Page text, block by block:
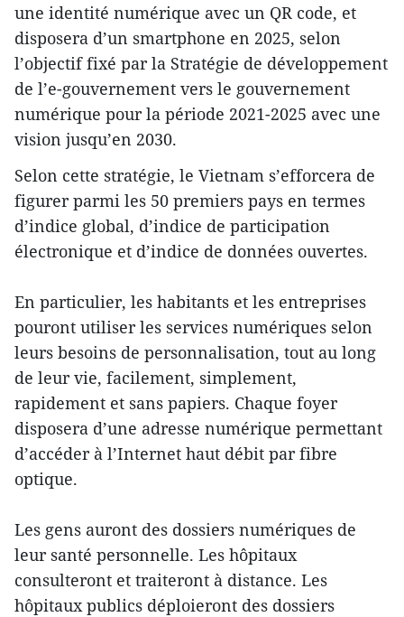
une identité numérique avec un QR code, et
disposera d’un smartphone en 2025, selon
l’objectif fixé par la Stratégie de développement
de l’e-gouvernement vers le gouvernement
numérique pour la période 2021-2025 avec une
vision jusqu’en 2030.
Selon cette stratégie, le Vietnam s’efforcera de
figurer parmi les 50 premiers pays en termes
d’indice global, d’indice de participation
électronique et d’indice de données ouvertes.
En particulier, les habitants et les entreprises
pouront utiliser les services numériques selon
leurs besoins de personnalisation, tout au long
de leur vie, facilement, simplement,
rapidement et sans papiers. Chaque foyer
disposera d’une adresse numérique permettant
d’accéder à l’Internet haut débit par fibre
optique.
Les gens auront des dossiers numériques de
leur santé personnelle. Les hôpitaux
consulteront et traiteront à distance. Les
hôpitaux publics déploieront des dossiers